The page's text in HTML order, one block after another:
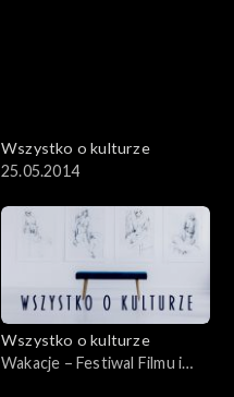
Wszystko o kulturze
25.05.2014
Wszystko o kulturze
Wakacje – Festiwal Filmu i